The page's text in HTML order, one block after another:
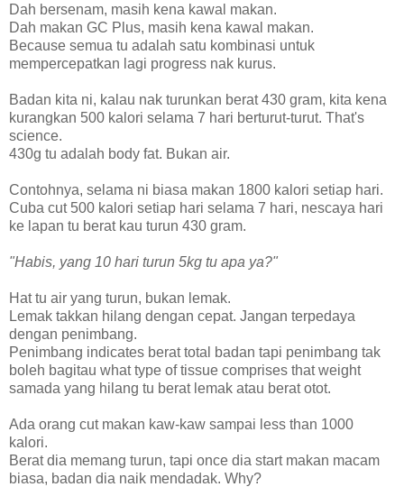
Dah bersenam, masih kena kawal makan.
Dah makan GC Plus, masih kena kawal makan.
Because semua tu adalah satu kombinasi untuk
mempercepatkan lagi progress nak kurus.
Badan kita ni, kalau nak turunkan berat 430 gram, kita kena
kurangkan 500 kalori selama 7 hari berturut-turut. That's
science.
430g tu adalah body fat. Bukan air.
Contohnya, selama ni biasa makan 1800 kalori setiap hari.
Cuba cut 500 kalori setiap hari selama 7 hari, nescaya hari
ke lapan tu berat kau turun 430 gram.
"Habis, yang 10 hari turun 5kg tu apa ya?"
Hat tu air yang turun, bukan lemak.
Lemak takkan hilang dengan cepat. Jangan terpedaya
dengan penimbang.
Penimbang indicates berat total badan tapi penimbang tak
boleh bagitau what type of tissue comprises that weight
samada yang hilang tu berat lemak atau berat otot.
Ada orang cut makan kaw-kaw sampai less than 1000
kalori.
Berat dia memang turun, tapi once dia start makan macam
biasa, badan dia naik mendadak. Why?